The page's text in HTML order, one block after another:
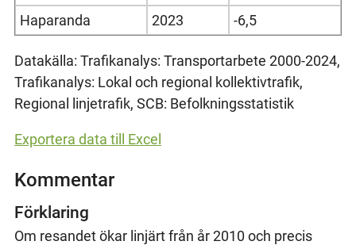
Haparanda
2023 -6,5
Datakälla: Trafikanalys: Transportarbete 2000-2024,
Trafikanalys: Lokal och regional kollektivtrafik,
Regional linjetrafik, SCB: Befolkningsstatistik
Exportera data till Excel
Kommentar
Förklaring
Om resandet ökar linjärt från år 2010 och precis